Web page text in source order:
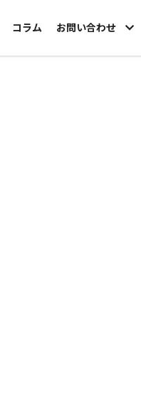
コラム お問い合わせ